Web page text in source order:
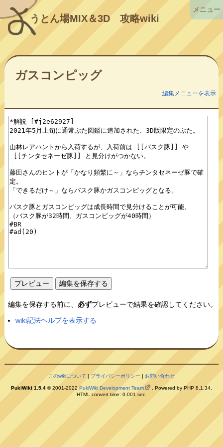
うとん場MIX＆3D攻略wiki
ガスコンピッグ
編集メニューを表示
編集を保存する前に、 必ずプレビューで結果を確認してください。
wiki記法ヘルプを表示する
このwikiについて |プライバシーポリシー | お問い合わせ
PukiWiki 1.5.4 © 2001-2022PukiWiki Development Team
. Powered by PHP 8.1.34.
HTML convert time: 0.001 sec.
メニュー